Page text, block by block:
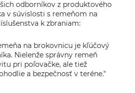
odborníkov z produktového
v súvislosti s remeňom na
k zbraniam:
na brokovnicu je kľúčový
Nielenže správny remeň
pri poľovačke, ale tiež
a bezpečnosť v teréne."